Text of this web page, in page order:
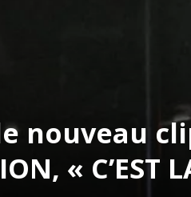
nouveau
« C’EST